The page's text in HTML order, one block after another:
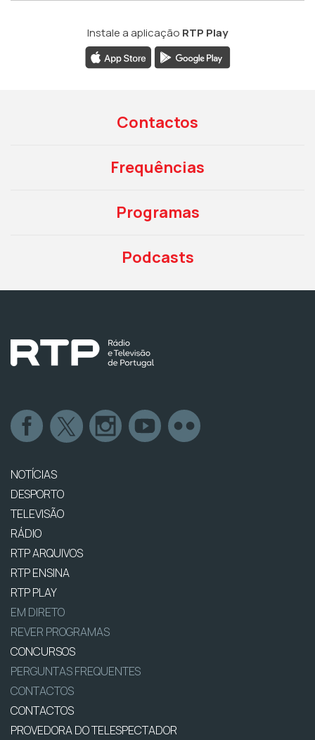
Instale a aplicação RTP Play
Contactos
Frequências
Programas
Podcasts
NOTÍCIAS
DESPORTO
TELEVISÃO
RÁDIO
RTP ARQUIVOS
RTP ENSINA
RTP PLAY
EM DIRETO
REVER PROGRAMAS
CONCURSOS
PERGUNTAS FREQUENTES
CONTACTOS
CONTACTOS
PROVEDORA DO TELESPECTADOR